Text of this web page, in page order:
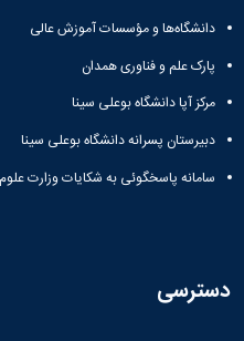
دانشگاه‌ها و مؤسسات آموزش عالی
پارک علم و فناوری همدان
مرکز آپا دانشگاه بوعلی سینا
دبیرستان پسرانه دانشگاه بوعلی سینا
سامانه پاسخگوئی به شکایات وزارت
دسترسی